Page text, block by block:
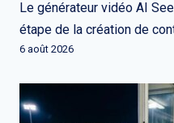
Le générateur vidéo AI
étape de la création de
6 août 2026